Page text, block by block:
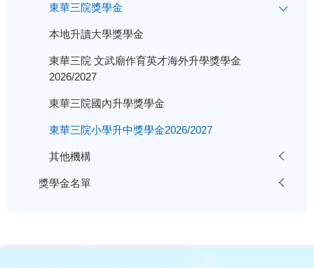
東華三院獎學金
本地升讀大學獎學金
東華三院 文武廟作育英才海外升學獎學金
2026/2027
東華三院國內升學獎學金
東華三院小學升中獎學金2026/2027
其他機構
獎學金名單